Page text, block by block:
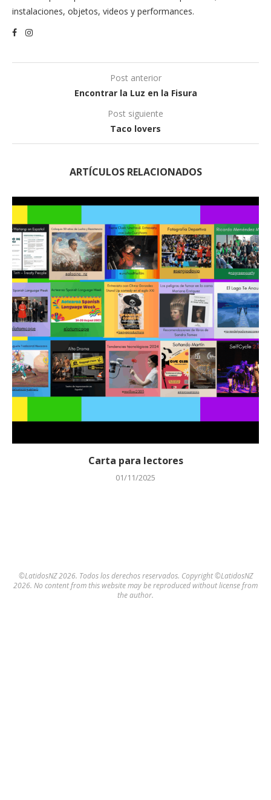
instalaciones, objetos, videos y performances.
Post anterior
Encontrar la Luz en la Fisura
Post siguiente
Taco lovers
ARTÍCULOS RELACIONADOS
Carta para lectores
01/11/2025
©LatidosNZ 2026. Todos los derechos reservados. Copyright ©LatidosNZ
2026. No content from this website may be reproduced without license from
the author.